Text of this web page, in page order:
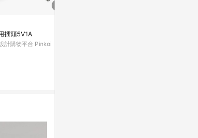
插頭5V1A
計購物平台 Pinkoi